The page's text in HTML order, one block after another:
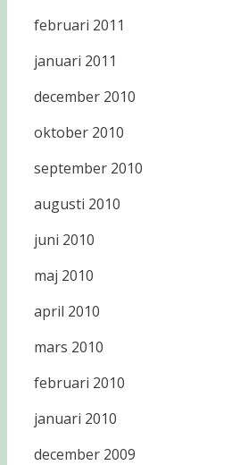
februari 2011
januari 2011
december 2010
oktober 2010
september 2010
augusti 2010
juni 2010
maj 2010
april 2010
mars 2010
februari 2010
januari 2010
december 2009